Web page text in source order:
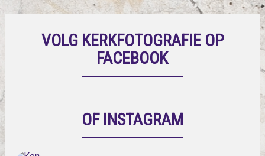
VOLG KERKFOTOGRAFIE OP
FACEBOOK
OF INSTAGRAM